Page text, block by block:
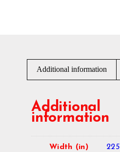
Additional information
Additional
information
Width (in) 225